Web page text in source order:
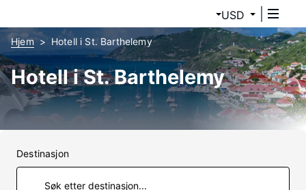
USD
Hjem Hotell i St. Barthelemy
Hotell i St. Barthelemy
Destinasjon